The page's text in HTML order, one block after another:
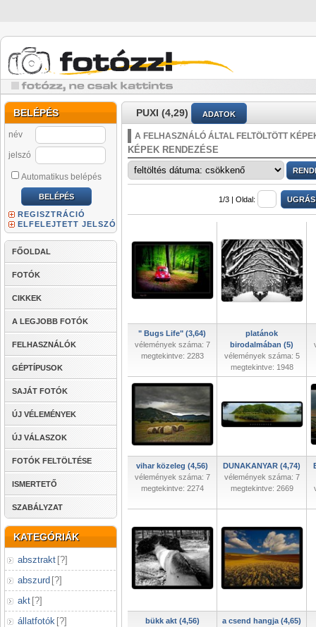
BELÉPÉS
név
jelszó
Automatikus belépés
REGISZTRÁCIÓ
ELFELEJTETT JELSZÓ
FŐOLDAL
FOTÓK
CIKKEK
A LEGJOBB FOTÓK
FELHASZNÁLÓK
GÉPTÍPUSOK
SAJÁT FOTÓK
ÚJ VÉLEMÉNYEK
ÚJ VÁLASZOK
FOTÓK FELTÖLTÉSE
ISMERTETŐ
SZABÁLYZAT
KATEGÓRIÁK
absztrakt [?]
abszurd [?]
akt [?]
állatfotók [?]
PUXI (4,29) ADATOK
A FELHASZNÁLÓ ÁLTAL FELTÖLTÖTT
KÉPEK RENDEZÉSE
1/3 | Oldal:
" Bugs Life" (3,64)
vélemények száma: 7
megtekintve: 2283
platánok
birodalmában (5)
vélemények száma: 5
megtekintve: 1948
vihar közeleg (4,56)
vélemények száma: 7
megtekintve: 2274
DUNAKANYAR (4,74)
vélemények száma: 7
megtekintve: 2669
bükk akt (4,56)
a csend hangja (4,65)